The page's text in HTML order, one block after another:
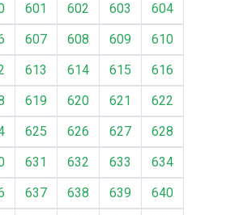
601 602 603
604
607 608 609
610
613 614 615
616
619 620 621
622
625 626 627
628
631 632 633
634
637 638 639
640